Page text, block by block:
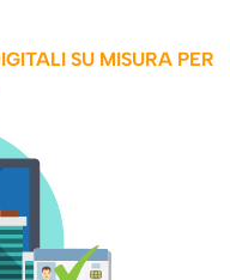
SU MISURA PER